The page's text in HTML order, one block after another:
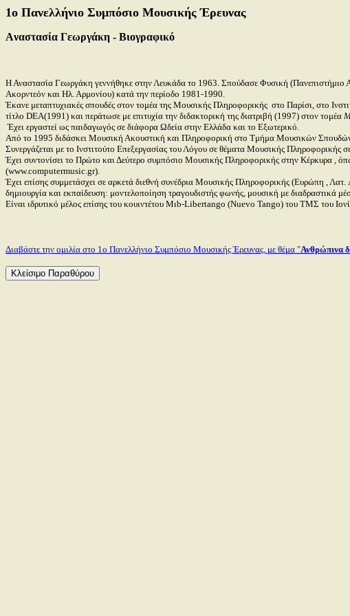
1ο Πανελλήνιο Συμπόσιο Μουσικής Έρευνας
Aναστασία Γεωργάκη - Βιογραφικό
Η Αναστασία Γεωργάκη γεννήθηκε στην Λευκάδα το 1963. Σπούδασε Φυσική (Πανεπιστήμιο
Ακορντεόν και Ηλ. Αρμονίου) κατά την περίοδο 1981-1990.
Έκανε μεταπτυχιακές σπουδές στον τομέα της Μουσικής Πληροφορικής στο Παρίσι, στο
τίτλο DEA(1991) και περάτωσε με επιτυχία την διδακτορική της διατριβή (1997) στον τομέα
Έχει εργαστεί ως παιδαγωγός σε διάφορα Ωδεία στην Ελλάδα και το Εξωτερικό.
Από το 1995 διδάσκει Μουσική Ακουστική και Πληροφορική στο Τμήμα Μουσικών Σπουδών
Συνεργάζεται με το Ινστιτούτο Eπεξεργασίας του Λόγου σε θέματα Μουσικής
Έχει συντονίσει το Πρώτο και Δεύτερο συμπόσιο Mουσικής Πληροφορικής στην Kέρκυρα
(www.computermusic.gr).
Έχει επίσης συμμετάσχει σε αρκετά διεθνή συνέδρια Mουσικής Πληροφορικής (Eυρώπη ,
δημιουργία και εκπαίδευση: μοντελοποίηση τραγουδιστής φωνής, μουσική με
Eίναι ιδρυτικό μέλος επίσης του κουιντέτου Mιb-Libertango (Nuevo Tango) του TMΣ του
Διαβάστε την ομιλία στο 1ο Πανελλήνιο Συμπόσιο Μουσικής Έρευνας, με θέμα "Ανθρώπινα